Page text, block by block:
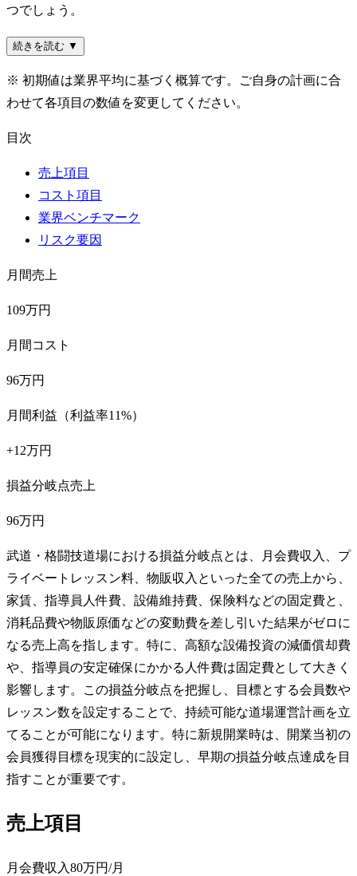
つでしょう。
続きを読む ▼
※ 初期値は業界平均に基づく概算です。ご自身の計画に合
わせて各項目の数値を変更してください。
目次
売上項目
コスト項目
業界ベンチマーク
リスク要因
月間売上
109万円
月間コスト
96万円
月間利益（利益率11%）
+12万円
損益分岐点売上
96万円
武道・格闘技道場における損益分岐点とは、月会費収入、プ
ライベートレッスン料、物販収入といった全ての売上から、
家賃、指導員人件費、設備維持費、保険料などの固定費と、
消耗品費や物販原価などの変動費を差し引いた結果がゼロに
なる売上高を指します。特に、高額な設備投資の減価償却費
や、指導員の安定確保にかかる人件費は固定費として大きく
影響します。この損益分岐点を把握し、目標とする会員数や
レッスン数を設定することで、持続可能な道場運営計画を立
てることが可能になります。特に新規開業時は、開業当初の
会員獲得目標を現実的に設定し、早期の損益分岐点達成を目
指すことが重要です。
売上項目
月会費収入80万円/月